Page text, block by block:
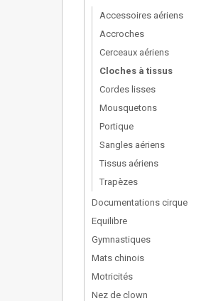
Accessoires aériens
Accroches
Cerceaux aériens
Cloches à tissus
Cordes lisses
Mousquetons
Portique
Sangles aériens
Tissus aériens
Trapèzes
Documentations cirque
Equilibre
Gymnastiques
Mats chinois
Motricités
Nez de clown